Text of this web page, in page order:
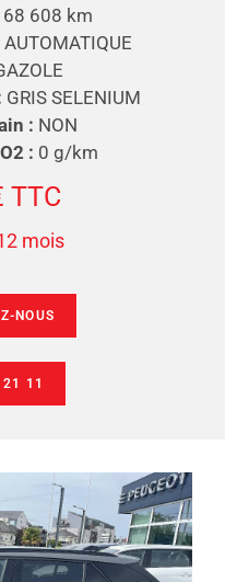
68 608 km
AUTOMATIQUE
GRIS SELENIUM
: NON
: 0 g/km
TTC
mois
NOUS
11